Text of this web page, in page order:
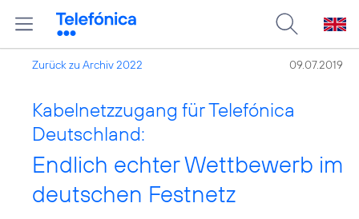
Zurück zu Archiv 2022 09.07.2019
Kabelnetzzugang für Telefónica
Deutschland:
Endlich echter Wettbewerb im
deutschen Festnetz